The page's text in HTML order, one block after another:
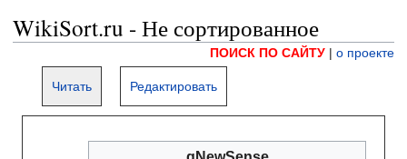
WikiSort.ru - Не сортированное
ПОИСК ПО САЙТУ | о проекте
Читать Редактировать